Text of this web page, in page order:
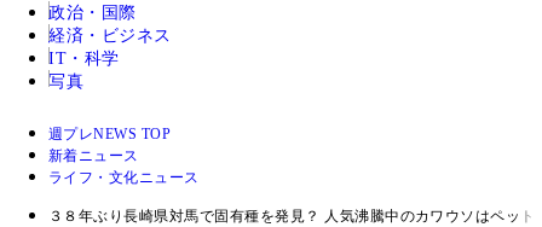
政治・国際
経済・ビジネス
IT・科学
写真
週プレNEWS TOP
新着ニュース
ライフ・文化ニュース
３８年ぶり長崎県対馬で固有種を発見？ 人気沸騰中のカワウソはペット